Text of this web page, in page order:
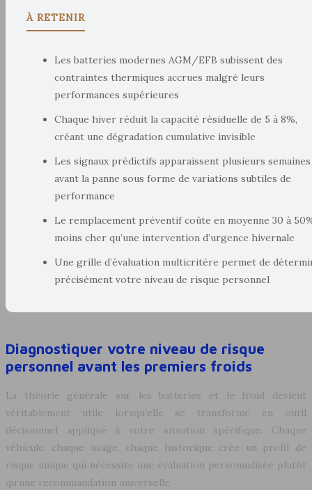
À RETENIR
Les batteries modernes AGM/EFB subissent des
contraintes thermiques accrues malgré leurs
performances supérieures
Chaque hiver réduit la capacité résiduelle de 5 à 8%,
créant une dégradation cumulative invisible
Les signaux prédictifs apparaissent plusieurs semaines
avant la panne sous forme de variations subtiles de
performance
Le remplacement préventif coûte en moyenne 30 à
moins cher qu’une intervention d’urgence hivernale
Une grille d’évaluation multicritère permet de
précisément votre niveau de risque personnel
Diagnostiquer votre niveau de risque
personnel avant les premiers froids
La théorie générale sur les batteries et le froid devient
véritablement utile lorsqu’elle se transforme en outil
décisionnel appliqué à votre situation spécifique. Chaque
véhicule, chaque usage, chaque historique crée un profil de
risque unique qui nécessite une évaluation personnalisée plutôt
qu’une recommandation universelle.